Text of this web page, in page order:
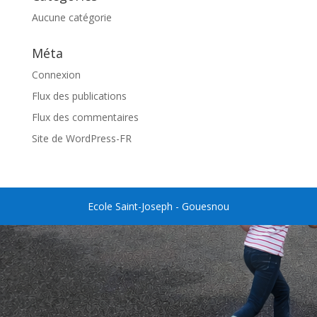
Aucune catégorie
Méta
Connexion
Flux des publications
Flux des commentaires
Site de WordPress-FR
Ecole Saint-Joseph - Gouesnou